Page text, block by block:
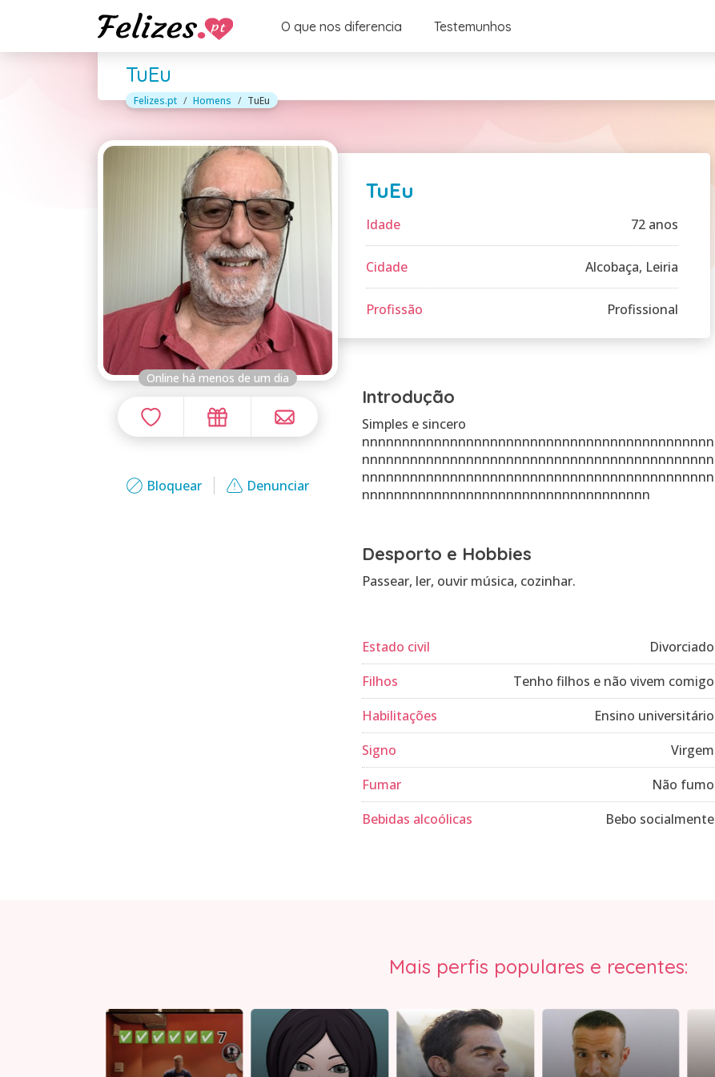
O que nos diferencia Testemunhos
TuEu
Felizes.pt Homens TuEu
Online há menos de um dia
Bloquear Denunciar
TuEu
Idade 72 anos
Cidade Alcobaça, Leiria
Profissão Profissional
Introdução
Simples e sincero
nnnnnnnnnnnnnnnnnnnnnnnnnnnnnnnnnnnnnnnnnnnn
nnnnnnnnnnnnnnnnnnnnnnnnnnnnnnnnnnnnnnnnnnnn
nnnnnnnnnnnnnnnnnnnnnnnnnnnnnnnnnnnnnnnnnnnn
nnnnnnnnnnnnnnnnnnnnnnnnnnnnnnnnnnnn
Desporto e Hobbies
Passear, ler, ouvir música, cozinhar.
Estado civil
Divorciado
Filhos
Tenho filhos e não vivem comigo
Habilitações
Ensino universitário
Signo
Virgem
Fumar
Não fumo
Bebidas alcoólicas
Bebo socialmente
Mais perfis populares e recentes: